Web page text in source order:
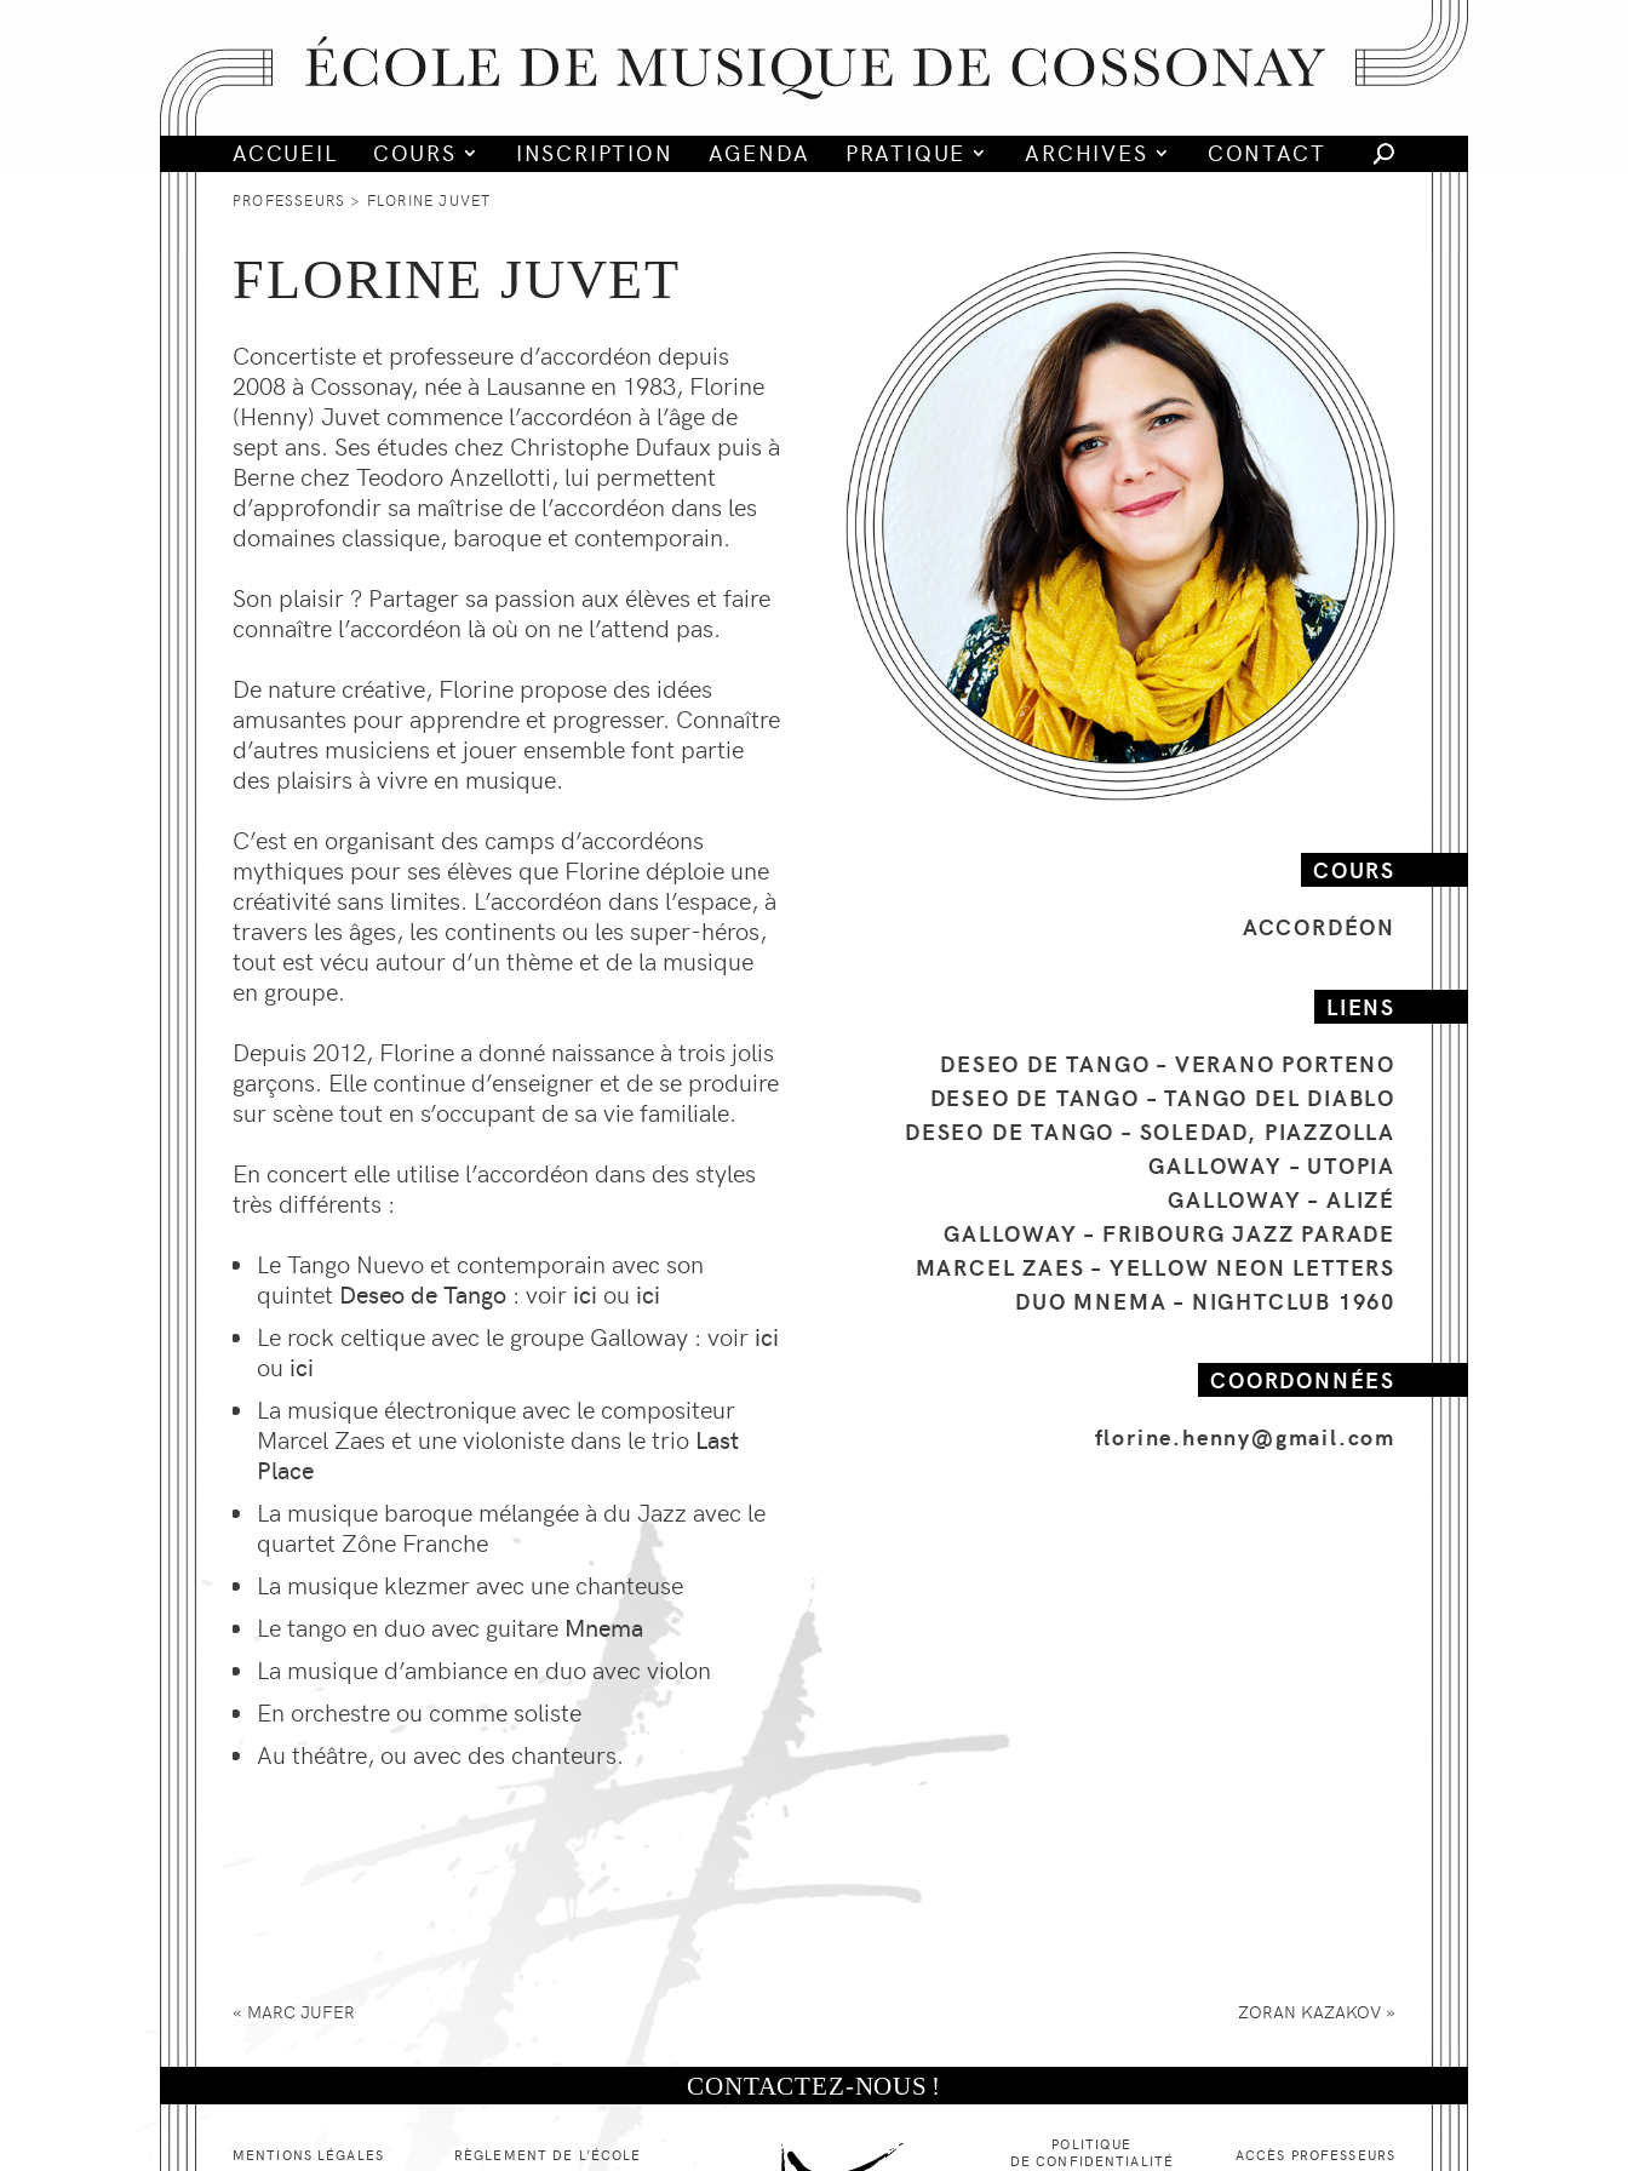
ACCUEIL COURS INSCRIPTION AGENDA PRATIQUE ARCHIVES CONTACT
PROFESSEURS > FLORINE JUVET
FLORINE JUVET
Concertiste et professeure d’accordéon depuis
2008 à Cossonay, née à Lausanne en 1983, Florine
(Henny) Juvet commence l’accordéon à l’âge de
sept ans. Ses études chez Christophe Dufaux puis à
Berne chez Teodoro Anzellotti, lui permettent
d’approfondir sa maîtrise de l’accordéon dans les
domaines classique, baroque et contemporain.
Son plaisir ? Partager sa passion aux élèves et faire
connaître l’accordéon là où on ne l’attend pas.
De nature créative, Florine propose des idées
amusantes pour apprendre et progresser. Connaître
d’autres musiciens et jouer ensemble font partie
des plaisirs à vivre en musique.
C’est en organisant des camps d’accordéons
mythiques pour ses élèves que Florine déploie une
créativité sans limites. L’accordéon dans l’espace, à
travers les âges, les continents ou les super-héros,
tout est vécu autour d’un thème et de la musique
en groupe.
Depuis 2012, Florine a donné naissance à trois jolis
garçons. Elle continue d’enseigner et de se produire
sur scène tout en s’occupant de sa vie familiale.
En concert elle utilise l’accordéon dans des styles
très différents :
Le Tango Nuevo et contemporain avec son
quintet Deseo de Tango : voir ici ou ici
Le rock celtique avec le groupe Galloway : voir ici
ou ici
La musique électronique avec le compositeur
Marcel Zaes et une violoniste dans le trio Last
Place
La musique baroque mélangée à du Jazz avec le
quartet Zône Franche
La musique klezmer avec une chanteuse
Le tango en duo avec guitare Mnema
La musique d’ambiance en duo avec violon
En orchestre ou comme soliste
Au théâtre, ou avec des chanteurs.
COURS
ACCORDÉON
LIENS
DESEO DE TANGO – VERANO PORTENO
DESEO DE TANGO – TANGO DEL DIABLO
DESEO DE TANGO – SOLEDAD, PIAZZOLLA
GALLOWAY – UTOPIA
GALLOWAY – ALIZÉ
GALLOWAY – FRIBOURG JAZZ PARADE
MARCEL ZAES – YELLOW NEON LETTERS
DUO MNEMA – NIGHTCLUB 1960
COORDONNÉES
florine.henny@gmail.com
« MARC JUFER ZORAN KAZAKOV»
CONTACTEZ-NOUS !
MENTIONS LÉGALES RÈGLEMENT DE L’ÉCOLE
POLITIQUE
DE CONFIDENTIALITÉ
ACCÈS PROFESSEURS